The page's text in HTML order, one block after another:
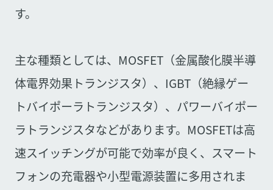
す。
主な種類としては、MOSFET（金属酸化膜半導
体電界効果トランジスタ）、IGBT（絶縁ゲー
トバイポーラトランジスタ）、パワーバイポー
ラトランジスタなどがあります。MOSFETは高
速スイッチングが可能で効率が良く、スマート
フォンの充電器や小型電源装置に多用されま